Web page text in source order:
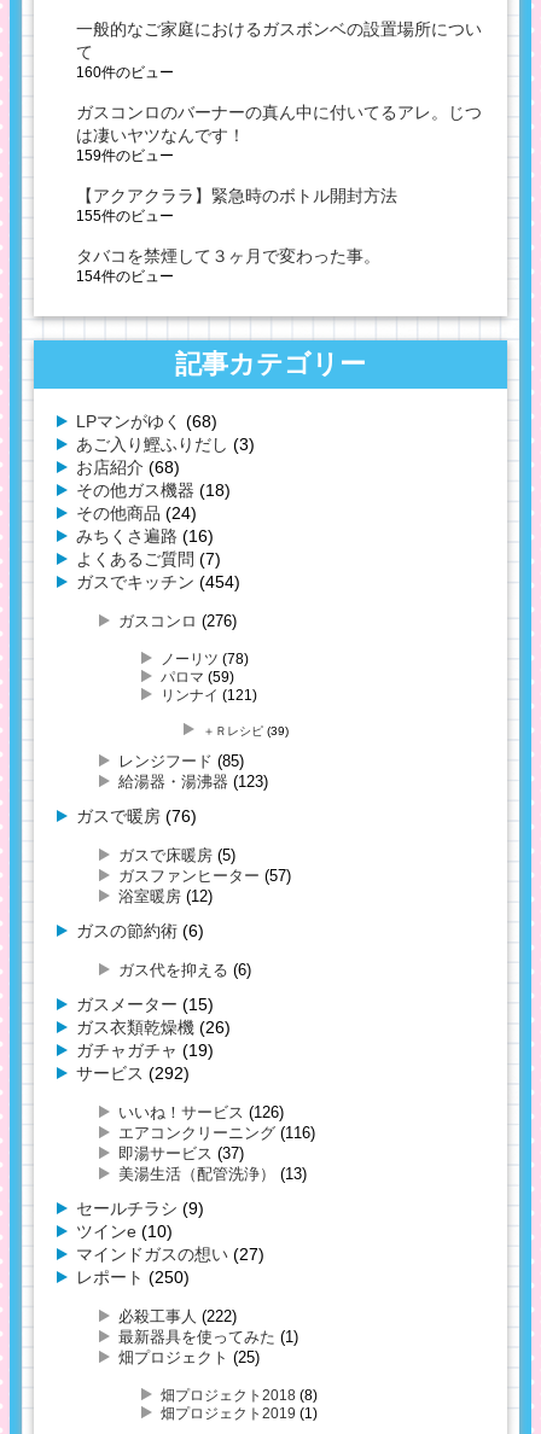
一般的なご家庭におけるガスボンベの設置場所につい
て
160件のビュー
ガスコンロのバーナーの真ん中に付いてるアレ。じつ
は凄いヤツなんです！
159件のビュー
【アクアクララ】緊急時のボトル開封方法
155件のビュー
タバコを禁煙して３ヶ月で変わった事。
154件のビュー
記事カテゴリー
LPマンがゆく (68)
あご入り鰹ふりだし (3)
お店紹介 (68)
その他ガス機器 (18)
その他商品 (24)
みちくさ遍路 (16)
よくあるご質問 (7)
ガスでキッチン (454)
ガスコンロ (276)
ノーリツ (78)
パロマ (59)
リンナイ (121)
＋Ｒレシピ (39)
レンジフード (85)
給湯器・湯沸器 (123)
ガスで暖房 (76)
ガスで床暖房 (5)
ガスファンヒーター (57)
浴室暖房 (12)
ガスの節約術 (6)
ガス代を抑える (6)
ガスメーター (15)
ガス衣類乾燥機 (26)
ガチャガチャ (19)
サービス (292)
いいね！サービス (126)
エアコンクリーニング (116)
即湯サービス (37)
美湯生活（配管洗浄）
(13)
セールチラシ (9)
ツインe (10)
マインドガスの想い (27)
レポート (250)
必殺工事人 (222)
最新器具を使ってみた (1)
畑プロジェクト (25)
畑プロジェクト2018 (8)
畑プロジェクト2019 (1)